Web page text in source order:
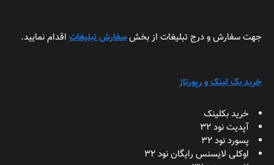
جهت سفارش و درج تبلیغات از بخشسفارش تبلیغات اقدام نمایید.
خرید بک لینک و رپورتاژ
خرید بکلینک
آپدیت نود 32
پسورد نود 32
اوکلی لایسنس رایگان نود 32